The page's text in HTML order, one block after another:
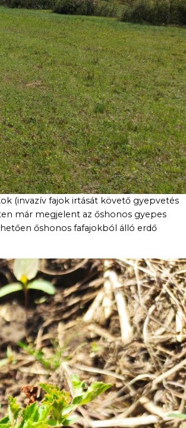
(invazív fajok irtását követő gyepvetés
már megjelent az őshonos gyepes
őshonos fafajokból álló erdő